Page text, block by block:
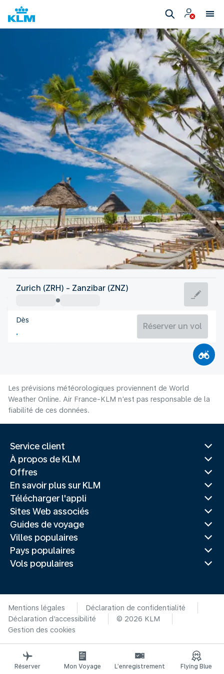
Tanzanie
Zanzibar
Tanzanie
Zurich (ZRH) - Zanzibar (ZNZ)
Dès
Réserver un vol
Les prévisions météorologiques proviennent de World
Weather Online. Air France-KLM n'est pas responsable de la
fiabilité de ces données.
Service client
À propos de KLM
Offres
En savoir plus sur KLM
Télécharger l'appli
Sites Web associés
Guides de voyage
Villes populaires
Pays populaires
Vols populaires
Mentions légales
Déclaration de confidentialité
Déclaration d’accessibilité
© 2026 KLM
Gestion des cookies
Réserver Mon Voyage L’enregistrement Flying Blue